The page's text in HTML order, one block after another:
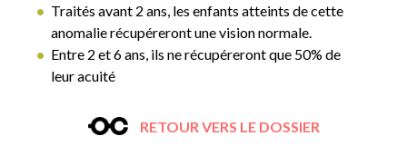
Traités avant 2 ans, les enfants atteints de cette
anomalie récupéreront une vision normale.
Entre 2 et 6 ans, ils ne récupéreront que 50% de
leur acuité
RETOUR VERS LE DOSSIER